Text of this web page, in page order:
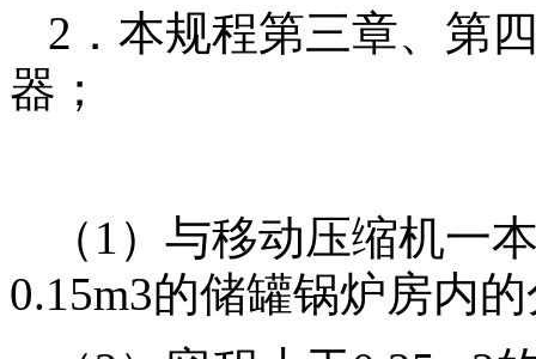
2．本规程第三章、第
器；
（1）与移动压缩机一
0.15m3的储罐锅炉房内